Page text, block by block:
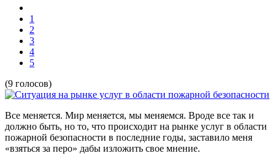
1
2
3
4
5
(9 голосов)
Все меняется. Мир меняется, мы меняемся. Вроде все так и
должно быть, но то, что происходит на рынке услуг в области
пожарной безопасности в последние годы, заставило меня
«взяться за перо» дабы изложить свое мнение.